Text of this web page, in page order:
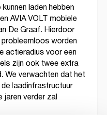
laden hebben
AVIA VOLT mobiele
De Graaf. Hierdoor
worden
actieradius voor een
zijn ook twee extra
We verwachten dat het
laadinfrastructuur
jaren verder zal